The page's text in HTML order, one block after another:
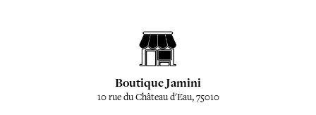
Boutique Jamini
10 rue du Château d'Eau, 75010